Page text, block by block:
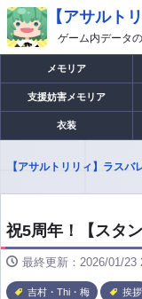
【アサルト
ゲーム内データ
メモリア
支援妨害メモリア
衣装
【アサルトリリィ】ラスバ
祝5周年！【スタン
最終更新：2026/01/23
吉村・Thi・梅 挨拶